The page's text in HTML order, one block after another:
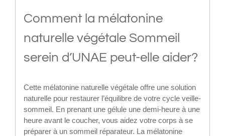
Comment la mélatonine
naturelle végétale Sommeil
serein d’UNAE peut-elle aider?
Cette mélatonine naturelle végétale offre une solution
naturelle pour restaurer l’équilibre de votre cycle veille-
sommeil. En prenant une gélule une demi-heure à une
heure avant le coucher, vous aidez votre corps à se
préparer à un sommeil réparateur. La mélatonine